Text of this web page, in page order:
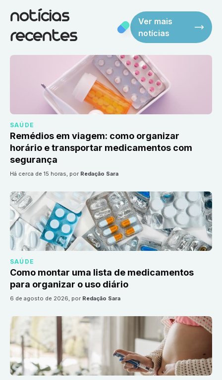
notícias
recentes
Ver mais
notícias
SAÚDE
Remédios em viagem: como organizar
horário e transportar medicamentos com
segurança
há cerca de 15 horas, por Redação Sara
SAÚDE
Como montar uma lista de medicamentos
para organizar o uso diário
6 de agosto de 2026, por Redação Sara